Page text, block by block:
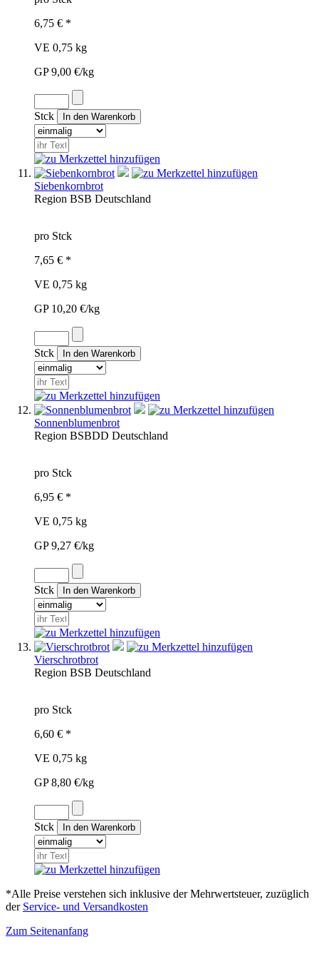
6,75 € *
VE 0,75 kg
GP 9,00 €/kg
Stck
Siebenkornbrot
Region BSB Deutschland
pro Stck
7,65 € *
VE 0,75 kg
GP 10,20 €/kg
Stck
Sonnenblumenbrot
Region BSBDD Deutschland
pro Stck
6,95 € *
VE 0,75 kg
GP 9,27 €/kg
Stck
Vierschrotbrot
Region BSB Deutschland
pro Stck
6,60 € *
VE 0,75 kg
GP 8,80 €/kg
Stck
*Alle Preise verstehen sich inklusive der Mehrwertsteuer, zuzüglich
der Service- und Versandkosten
Zum Seitenanfang